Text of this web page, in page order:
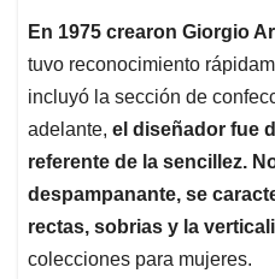
En 1975 crearon Giorgio
tuvo reconocimiento
incluyó la sección de
adelante, el diseñador fue
referente de la sencillez.
despampanante, se
rectas, sobrias y la
colecciones para mujeres.